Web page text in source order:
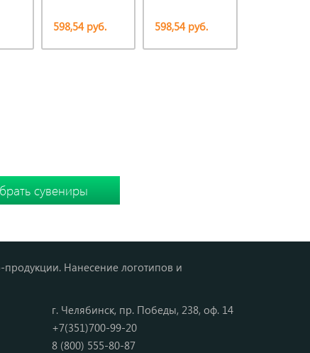
598,54 руб. 598,54 руб.
Нанесение логотипов и
г. Челябинск, пр. Победы, 238, оф. 14
+7(351)700-99-20
8 (800) 555-80-87